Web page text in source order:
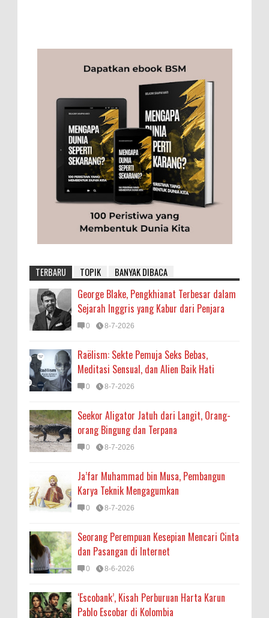
TERBARU TOPIK BANYAK DIBACA
George Blake, Pengkhianat Terbesar dalam
Sejarah Inggris yang Kabur dari Penjara
0 8-7-2026
Raëlism: Sekte Pemuja Seks Bebas,
Meditasi Sensual, dan Alien Baik Hati
0 8-7-2026
Seekor Aligator Jatuh dari Langit, Orang-
orang Bingung dan Terpana
0 8-7-2026
Ja’far Muhammad bin Musa, Pembangun
Karya Teknik Mengagumkan
0 8-7-2026
Seorang Perempuan Kesepian Mencari Cinta
dan Pasangan di Internet
0 8-6-2026
‘Escobank’, Kisah Perburuan Harta Karun
Pablo Escobar di Kolombia